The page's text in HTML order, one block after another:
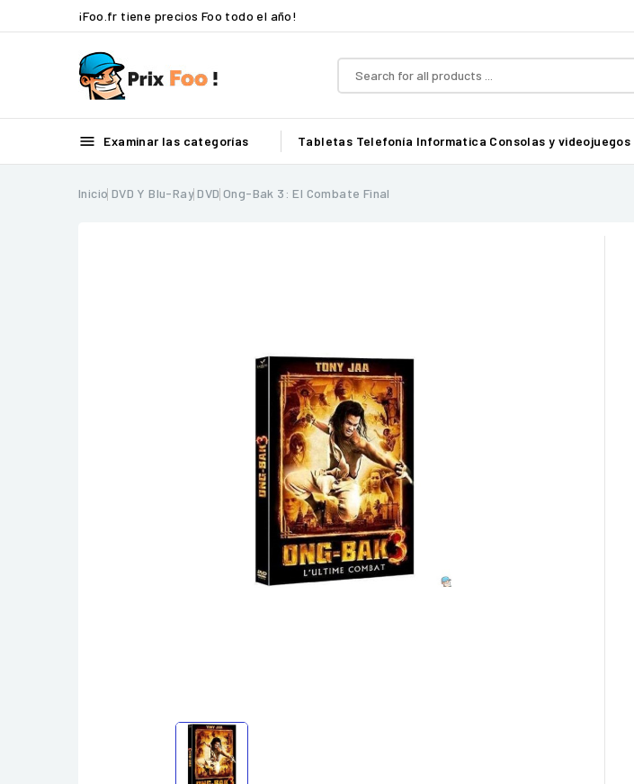
¡Foo.fr tiene precios Foo todo el año!
 Examinar las categorías Tabletas Telefonía Informatica Consolas y videojuegos
Inicio DVD Y Blu-Ray DVD Ong-Bak 3: El Combate Final